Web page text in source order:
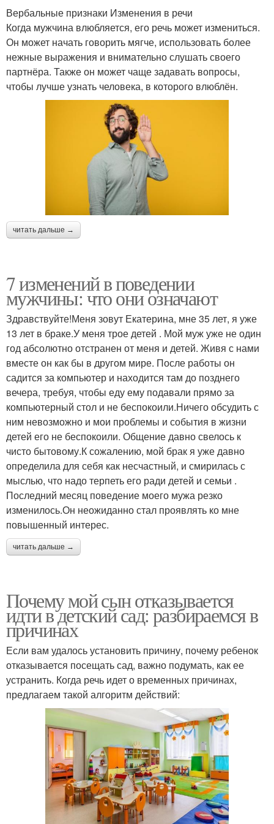
Вербальные признаки Изменения в речи
Когда мужчина влюбляется, его речь может измениться.
Он может начать говорить мягче, использовать более
нежные выражения и внимательно слушать своего
партнёра. Также он может чаще задавать вопросы,
чтобы лучше узнать человека, в которого влюблён.
читать дальше →
7 изменений в поведении
мужчины: что они означают
Здравствуйте!Меня зовут Екатерина, мне 35 лет, я уже
13 лет в браке.У меня трое детей . Мой муж уже не один
год абсолютно отстранен от меня и детей. Живя с нами
вместе он как бы в другом мире. После работы он
садится за компьютер и находится там до позднего
вечера, требуя, чтобы еду ему подавали прямо за
компьютерный стол и не беспокоили.Ничего обсудить с
ним невозможно и мои проблемы и события в жизни
детей его не беспокоили. Общение давно свелось к
чисто бытовому.К сожалению, мой брак я уже давно
определила для себя как несчастный, и смирилась с
мыслью, что надо терпеть его ради детей и семьи .
Последний месяц поведение моего мужа резко
изменилось.Он неожиданно стал проявлять ко мне
повышенный интерес.
читать дальше →
Почему мой сын отказывается
идти в детский сад: разбираемся в
причинах
Если вам удалось установить причину, почему ребенок
отказывается посещать сад, важно подумать, как ее
устранить. Когда речь идет о временных причинах,
предлагаем такой алгоритм действий: